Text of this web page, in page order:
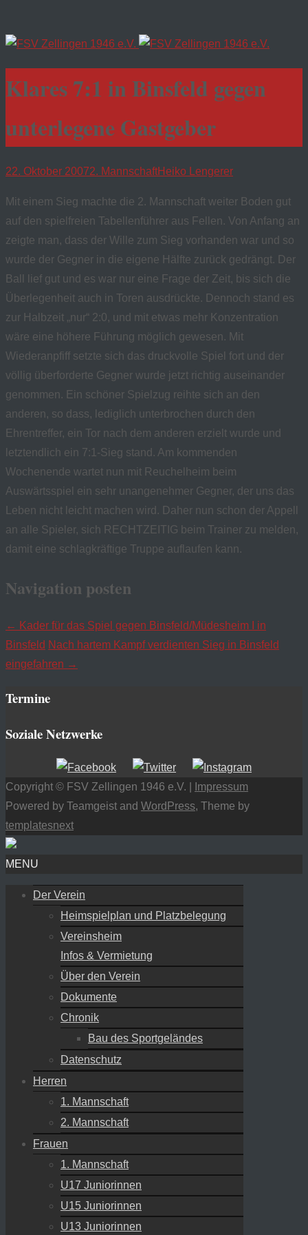
Klares 7:1 in Binsfeld gegen
unterlegene Gastgeber
22. Oktober 20072. MannschaftHeiko Lengerer
Mit einem Sieg machte die 2. Mannschaft weiter Boden gut
auf den spielfreien Tabellenführer aus Fellen. Von Anfang an
zeigte man, dass der Wille zum Sieg vorhanden war und so
wurde der Gegner in die eigene Hälfte zurück gedrängt. Der
Ball lief gut und es war nur eine Frage der Zeit, bis sich die
Überlegenheit auch in Toren ausdrückte. Dennoch stand es
zur Halbzeit „nur“ 2:0, und mit etwas mehr Konzentration
wäre eine höhere Führung möglich gewesen. Mit
Wiederanpfiff setzte sich das druckvolle Spiel fort und der
völlig überforderte Gegner wurde jetzt richtig auseinander
genommen. Ein schöner Spielzug reihte sich an den
anderen, so dass, lediglich unterbrochen durch den
Ehrentreffer, ein Tor nach dem anderen erzielt wurde und
letztendlich ein 7:1-Sieg stand. Am kommenden
Wochenende wartet nun mit Reuchelheim beim
Auswärtsspiel ein sehr unangenehmer Gegner, der uns das
Leben nicht leicht machen wird. Daher nun schon der Appell
an alle Spieler, sich RECHTZEITIG beim Trainer zu melden,
damit eine schlagkräftige Truppe auflaufen kann.
Navigation posten
← Kader für das Spiel gegen Binsfeld/Müdesheim I in
Binsfeld Nach hartem Kampf verdienten Sieg in Binsfeld
eingefahren →
Termine
Soziale Netzwerke
Copyright © FSV Zellingen 1946 e.V. |
Impressum
Powered by Teamgeist and WordPress, Theme by
templatesnext
MENU
Der Verein
Heimspielplan und Platzbelegung
Vereinsheim
Infos & Vermietung
Über den Verein
Dokumente
Chronik
Bau des Sportgeländes
Datenschutz
Herren
1. Mannschaft
2. Mannschaft
Frauen
1. Mannschaft
U17 Juniorinnen
U15 Juniorinnen
U13 Juniorinnen